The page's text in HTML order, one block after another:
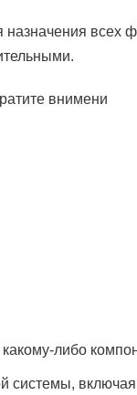
назначения
какому-либо
системы,